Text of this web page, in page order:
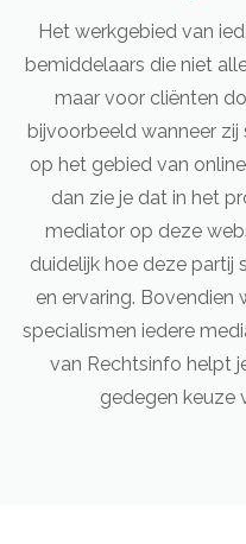
Het werkgebied van
bemiddelaars die niet
maar voor cliënten
bijvoorbeeld wanneer
op het gebied van
dan zie je dat in het
mediator op deze
duidelijk hoe deze partij
en ervaring. Bovendien
specialismen iedere
van Rechtsinfo helpt
gedegen keuze